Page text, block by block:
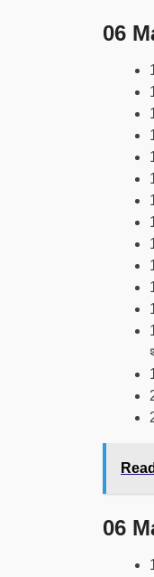
06
06